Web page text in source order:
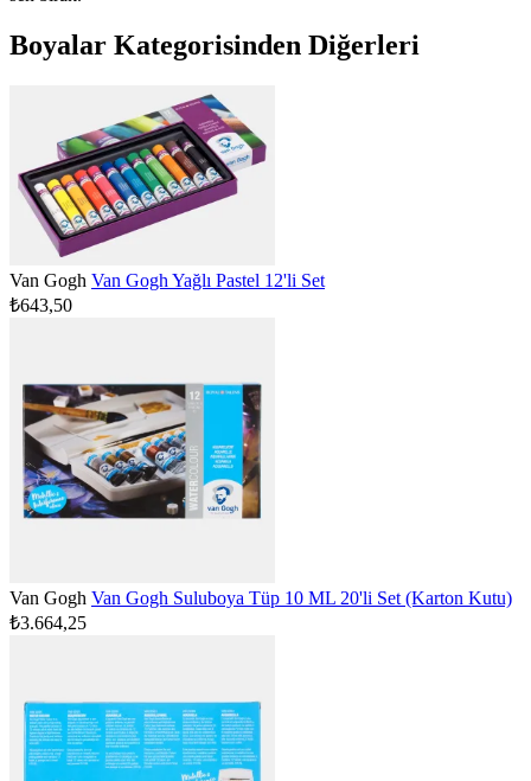
Boyalar Kategorisinden Diğerleri
Van Gogh Van Gogh Yağlı Pastel 12'li Set
₺643,50
Van Gogh Van Gogh Suluboya Tüp 10 ML 20'li Set (Karton Kutu)
₺3.664,25